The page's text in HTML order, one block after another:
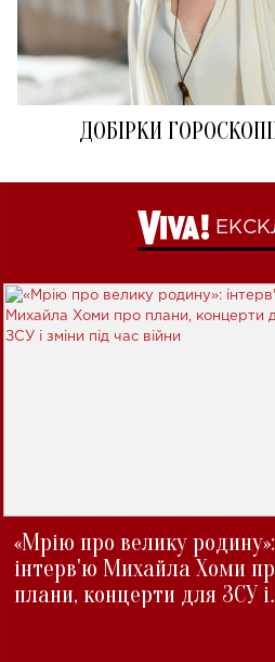
ДОБІРКИ
«Мрію про велику родину»:
інтерв'ю Михайла Хоми
плани, концерти для ЗСУ і